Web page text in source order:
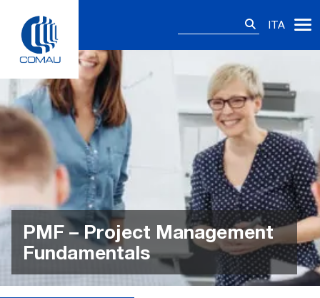
content
ITA
PMF – Project Management
Fundamentals